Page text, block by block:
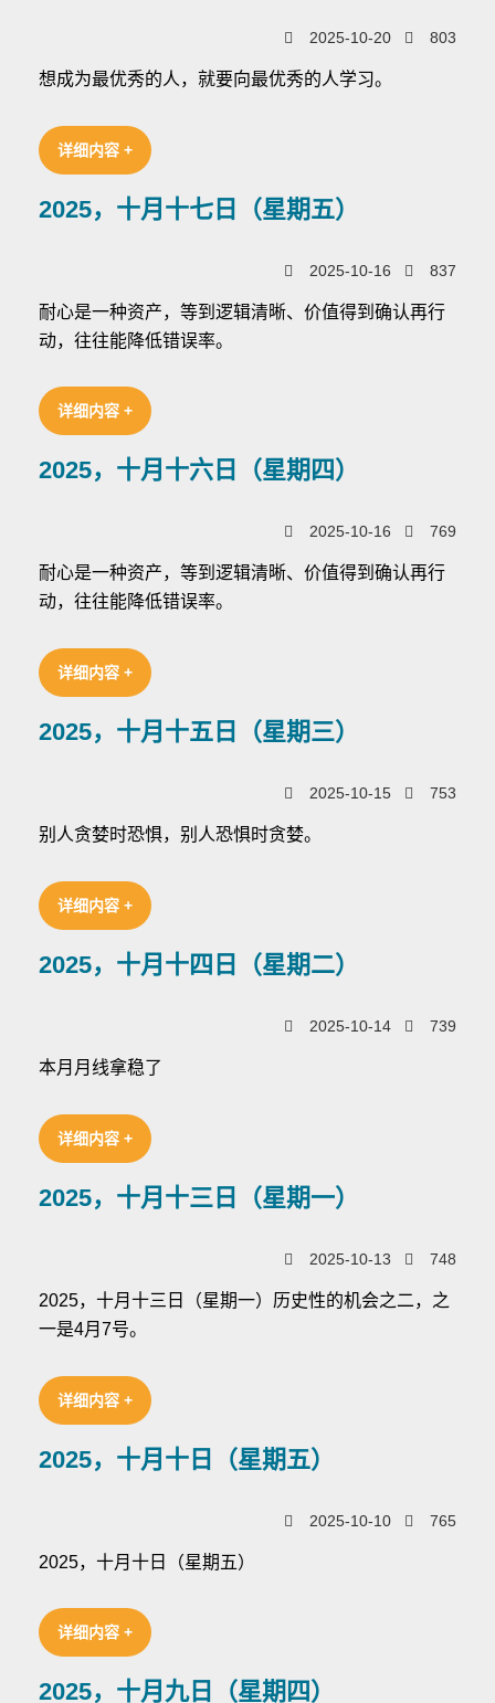
2025-10-20 803
想成为最优秀的人，就要向最优秀的人学习。
详细内容 +
2025，十月十七日（星期五）
2025-10-16 837
耐心是一种资产，等到逻辑清晰、价值得到确认再行
动，往往能降低错误率。
详细内容 +
2025，十月十六日（星期四）
2025-10-16 769
耐心是一种资产，等到逻辑清晰、价值得到确认再行
动，往往能降低错误率。
详细内容 +
2025，十月十五日（星期三）
2025-10-15 753
别人贪婪时恐惧，别人恐惧时贪婪。
详细内容 +
2025，十月十四日（星期二）
2025-10-14 739
本月月线拿稳了
详细内容 +
2025，十月十三日（星期一）
2025-10-13 748
2025，十月十三日（星期一）历史性的机会之二，之
一是4月7号。
详细内容 +
2025，十月十日（星期五）
2025-10-10 765
2025，十月十日（星期五）
详细内容 +
2025，十月九日（星期四）